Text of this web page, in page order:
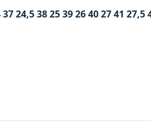
3724,538253926402741 27,5